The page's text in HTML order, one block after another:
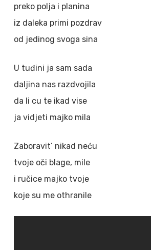
preko polja i planina
iz daleka primi pozdrav
od jedinog svoga sina
U tuđini ja sam sada
daljina nas razdvojila
da li cu te ikad vise
ja vidjeti majko mila
Zaboravit’ nikad neću
tvoje oči blage, mile
i ručice majko tvoje
koje su me othranile